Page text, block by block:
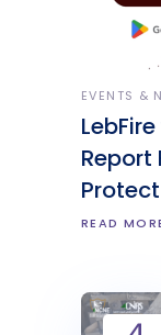
EVENTS &
Report
READ